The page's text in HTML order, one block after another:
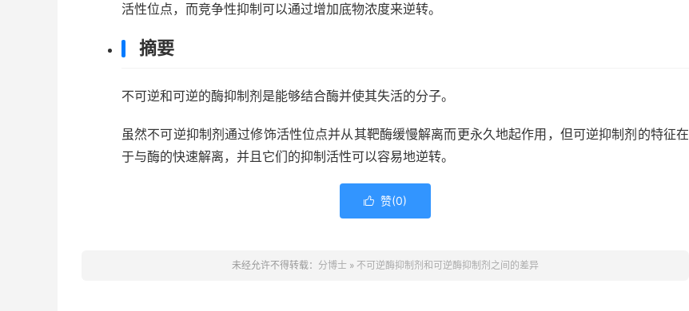
活性位点，而竞争性抑制可以通过增加底物浓度来逆转。
摘要
不可逆和可逆的酶抑制剂是能够结合酶并使其失活的分子。
虽然不可逆抑制剂通过修饰活性位点并从其靶酶缓慢解离而更永久地起作用，但可逆抑制剂的特征在
于与酶的快速解离，并且它们的抑制活性可以容易地逆转。
 赞(0)
未经允许不得转载： 分博士 » 不可逆酶抑制剂和可逆酶抑制剂之间的差异